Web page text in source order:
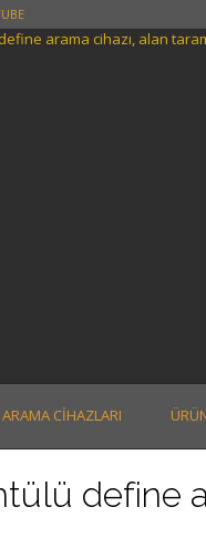
ARAMA CIHAZLARI
define